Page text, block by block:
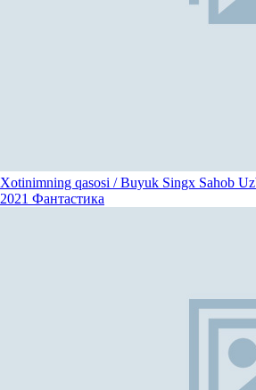
Xotinimning qasosi / Buyuk Singx Sahob
2021 Фантастика